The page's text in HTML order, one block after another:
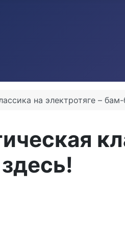
на электротяге –